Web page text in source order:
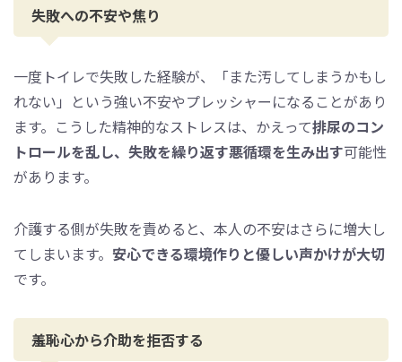
失敗への不安や焦り
一度トイレで失敗した経験が、「また汚してしまうかもし
れない」という強い不安やプレッシャーになることがあり
ます。こうした精神的なストレスは、かえって排尿のコン
トロールを乱し、失敗を繰り返す悪循環を生み出す可能性
があります。
介護する側が失敗を責めると、本人の不安はさらに増大し
てしまいます。 安心できる環境作りと優しい声かけが大切
です。
羞恥心から介助を拒否する